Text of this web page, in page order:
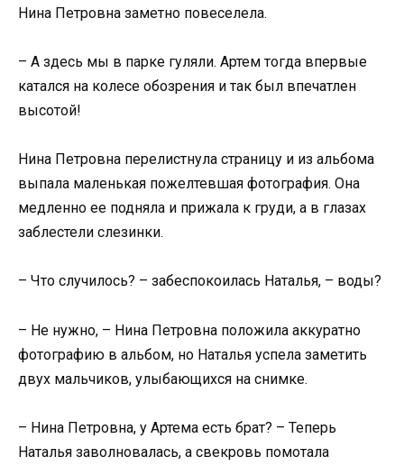
Нина Петровна заметно повеселела.
– А здесь мы в парке гуляли. Артем тогда впервые
катался на колесе обозрения и так был впечатлен
высотой!
Нина Петровна перелистнула страницу и из альбома
выпала маленькая пожелтевшая фотография. Она
медленно ее подняла и прижала к груди, а в глазах
заблестели слезинки.
– Что случилось? – забеспокоилась Наталья, – воды?
– Не нужно, – Нина Петровна положила аккуратно
фотографию в альбом, но Наталья успела заметить
двух мальчиков, улыбающихся на снимке.
– Нина Петровна, у Артема есть брат? – Теперь
Наталья заволновалась, а свекровь помотала